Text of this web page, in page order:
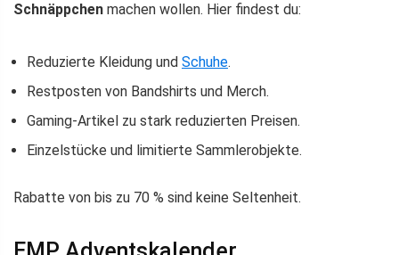
Schnäppchen machen wollen. Hier findest du:
Reduzierte Kleidung und Schuhe.
Restposten von Bandshirts und Merch.
Gaming-Artikel zu stark reduzierten Preisen.
Einzelstücke und limitierte Sammlerobjekte.
Rabatte von bis zu 70 % sind keine Seltenheit.